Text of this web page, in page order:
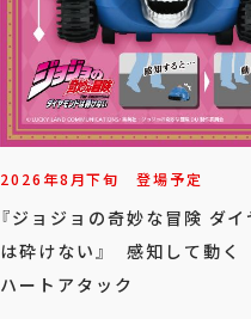
2026年8月下旬 登場予定
『ジョジョの奇妙な冒険 ダ
は砕けない』 感知して動
ハートアタック